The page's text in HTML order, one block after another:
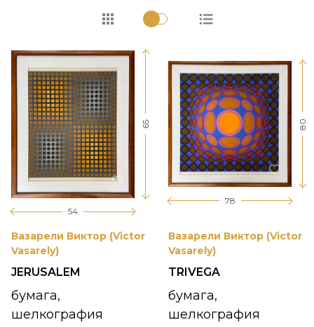
54
65
Вазарели Виктор (Victor
Vasarely)
JERUSALEM
бумага,
шелкография
78
80
Вазарели Виктор (Victor
Vasarely)
TRIVEGA
бумага,
шелкография